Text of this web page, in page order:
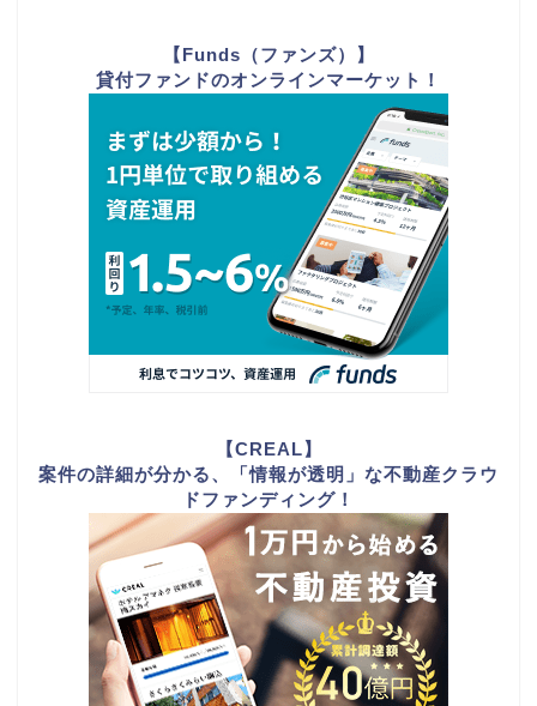
【Funds（ファンズ）】
貸付ファンドのオンラインマーケット！
【CREAL】
案件の詳細が分かる、「情報が透明」な不動産クラウ
ドファンディング！